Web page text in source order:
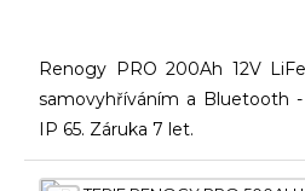
Renogy PRO 200Ah 12V
samovyhříváním a Bluetooth
IP 65. Záruka 7 let.